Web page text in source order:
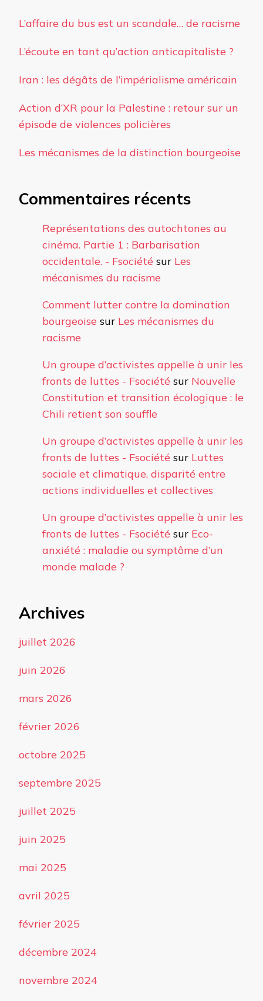
L’affaire du bus est un scandale… de racisme
L’écoute en tant qu’action anticapitaliste ?
Iran : les dégâts de l’impérialisme américain
Action d’XR pour la Palestine : retour sur un
épisode de violences policières
Les mécanismes de la distinction bourgeoise
Commentaires récents
Représentations des autochtones au
cinéma. Partie 1 : Barbarisation
occidentale. - Fsociété sur Les
mécanismes du racisme
Comment lutter contre la domination
bourgeoise sur Les mécanismes du
racisme
Un groupe d’activistes appelle à unir les
fronts de luttes - Fsociété sur Nouvelle
Constitution et transition écologique : le
Chili retient son souffle
Un groupe d’activistes appelle à unir les
fronts de luttes - Fsociété sur Luttes
sociale et climatique, disparité entre
actions individuelles et collectives
Un groupe d’activistes appelle à unir les
fronts de luttes - Fsociété sur Eco-
anxiété : maladie ou symptôme d’un
monde malade ?
Archives
juillet 2026
juin 2026
mars 2026
février 2026
octobre 2025
septembre 2025
juillet 2025
juin 2025
mai 2025
avril 2025
février 2025
décembre 2024
novembre 2024